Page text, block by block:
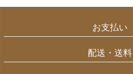
お支払い
配送・送料